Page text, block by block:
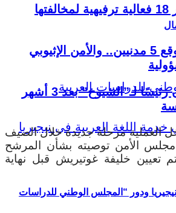
نيجيريا ودور “المجلس الوطني للدراسات
بوركينا فاسو تحظر 18 فعالية ترفيهية لمخالفتها
هجوم في أمهرة يوقع 5 مدنيين.. والأمن الإثيوبي
بنين: باتريس تالون رئيسًا لـ”الشيوخ” بعد 3 أشهر
العملية مرحلة جديدة خلال الصيف
مجلس الأمن توصيته بشأن المرشح
تعيين خليفة غوتيريش قبل نهاية